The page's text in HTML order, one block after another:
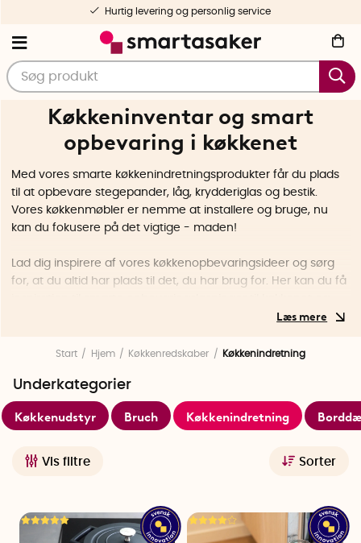
Nøje udvalgte og testede produkter
Køkkeninventar og smart
opbevaring i køkkenet
Med vores smarte køkkenindretningsprodukter får du plads
til at opbevare stegepander, låg, krydderiglas og bestik.
Vores køkkenmøbler er nemme at installere og bruge, nu
kan du fokusere på det vigtige - maden!
Lad dig inspirere af vores køkkenopbevaringsideer og sørg
for, at du altid har plads til det, du har brug for. Her kan du få
med vores smarte køkkenindretningsprodukter får du mere
køkkenredskaber. Med smart køkkenindretning behøver du
skal monteres.
Start Hjem Køkkenredskaber Køkkenindretning
Vis filtre Sorter
Underkategorier
Køkkenudstyr Bruch Køkkenindretning